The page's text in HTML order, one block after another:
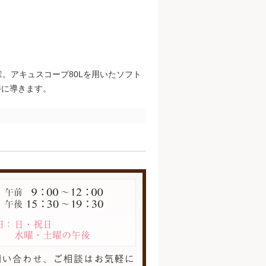
アキュスコープ80Lを用いたソフト
導きます。